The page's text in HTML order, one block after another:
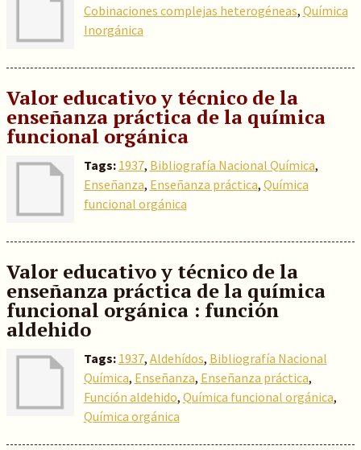
Cobinaciones complejas heterogéneas, Química
Inorgánica
Valor educativo y técnico de la
enseñanza práctica de la química
funcional orgánica
Tags: 1937, Bibliografía Nacional Química,
Enseñanza, Enseñanza práctica, Química
funcional orgánica
Valor educativo y técnico de la
enseñanza práctica de la química
funcional orgánica : función
aldehido
Tags: 1937, Aldehídos, Bibliografía Nacional
Química, Enseñanza, Enseñanza práctica,
Función aldehido, Química funcional orgánica,
Química orgánica